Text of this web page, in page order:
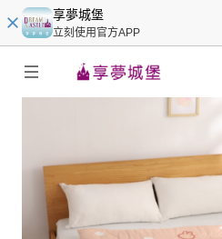
享夢城堡
立刻使用官方APP